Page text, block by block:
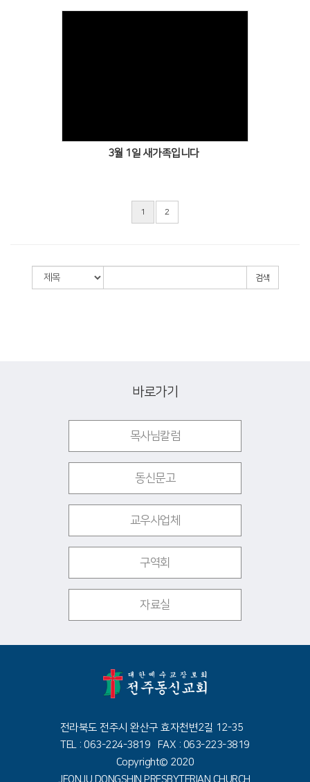
3월 1일 새가족입니다
1 2
검색
바로가기
목사님칼럼
동신문고
교우사업체
구역회
자료실
전라북도 전주시 완산구 효자천변2길 12-35
TEL : 063-224-3819 FAX : 063-223-3819
Copyright© 2020